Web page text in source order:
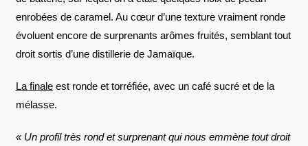
enrobées de caramel. Au cœur d’une texture vraiment ronde
évoluent encore de surprenants arômes fruités, semblant tout
droit sortis d’une distillerie de Jamaïque.
La finaleest ronde et torréfiée, avec un café sucré et de la
mélasse.
« Un profil très rond et surprenant qui nous emmène tout droit